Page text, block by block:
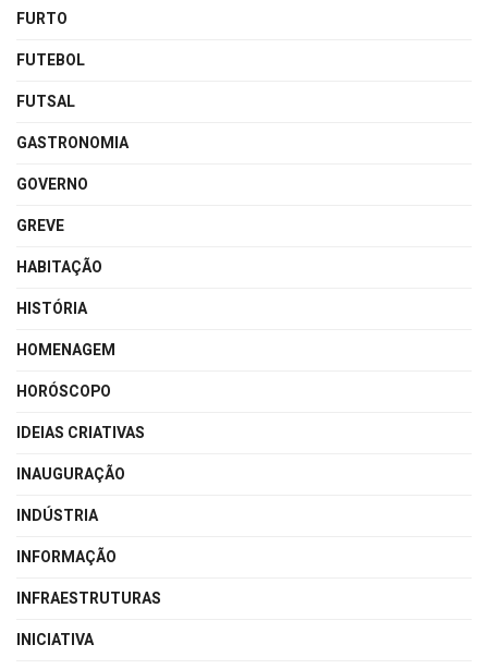
FURTO
FUTEBOL
FUTSAL
GASTRONOMIA
GOVERNO
GREVE
HABITAÇÃO
HISTÓRIA
HOMENAGEM
HORÓSCOPO
IDEIAS CRIATIVAS
INAUGURAÇÃO
INDÚSTRIA
INFORMAÇÃO
INFRAESTRUTURAS
INICIATIVA